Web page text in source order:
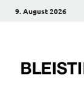
9. August 2026